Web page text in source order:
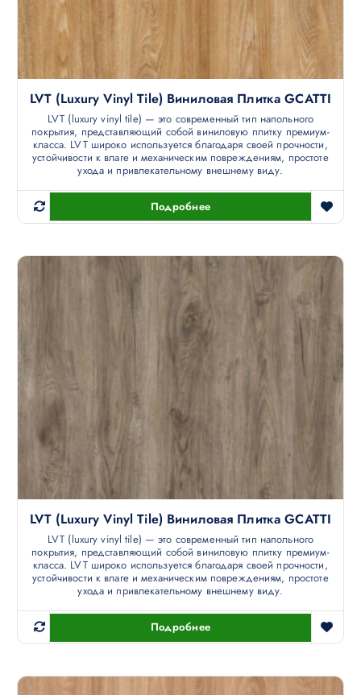
LVT (luxury Vinyl Tile) Виниловая Плитка GCATTI
LVT (luxury vinyl tile) — это современный тип напольного
покрытия, представляющий собой виниловую плитку премиум-
класса. LVT широко используется благодаря своей прочности,
устойчивости к влаге и механическим повреждениям, простоте
ухода и привлекательному внешнему виду.
Подробнее
LVT (luxury Vinyl Tile) Виниловая Плитка GCATTI
LVT (luxury vinyl tile) — это современный тип напольного
покрытия, представляющий собой виниловую плитку премиум-
класса. LVT широко используется благодаря своей прочности,
устойчивости к влаге и механическим повреждениям, простоте
ухода и привлекательному внешнему виду.
Подробнее